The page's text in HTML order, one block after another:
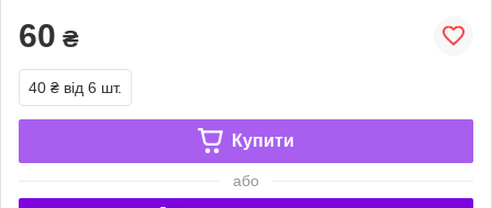
60 ₴
40 ₴ від 6 шт.
Купити
або